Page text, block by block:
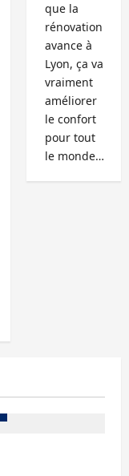
que la
rénovation
avance à
Lyon, ça va
vraiment
améliorer
le confort
pour tout
le monde…